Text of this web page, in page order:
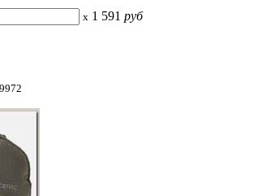
x 1 591 руб